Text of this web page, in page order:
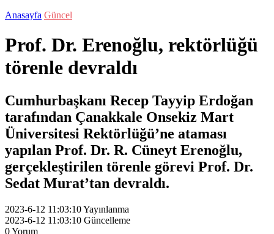
Anasayfa Güncel
Prof. Dr. Erenoğlu, rektörlüğü
törenle devraldı
Cumhurbaşkanı Recep Tayyip Erdoğan
tarafından Çanakkale Onsekiz Mart
Üniversitesi Rektörlüğü’ne ataması
yapılan Prof. Dr. R. Cüneyt Erenoğlu,
gerçekleştirilen törenle görevi Prof. Dr.
Sedat Murat’tan devraldı.
2023-6-12 11:03:10Yayınlanma
2023-6-12 11:03:10 Güncelleme
0Yorum